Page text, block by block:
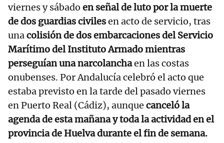
viernes y sábado en señal de luto por la muerte
de dos guardias civilesen acto de servicio, tras
unacolisión de dos embarcaciones del Servicio
Marítimo del Instituto Armado mientras
perseguían una narcolanchaen las costas
onubenses. Por Andalucía celebró el acto que
estaba previsto en la tarde del pasado viernes
en Puerto Real (Cádiz), aunque canceló la
agenda de esta mañana y toda la actividad en el
provincia de Huelva durante el fin de semana.